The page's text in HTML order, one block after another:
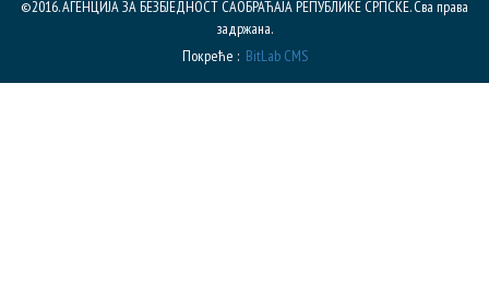
©2016. АГЕНЦИЈА ЗА БЕЗБЈЕДНОСТ САОБРАЋАЈА РЕПУБЛИКE СРПСКЕ. Сва права
задржана.
Покреће : BitLab CMS